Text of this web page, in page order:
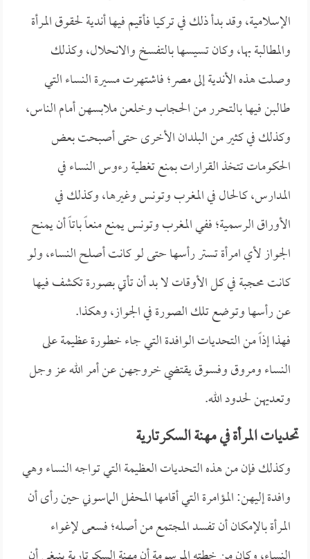
الإسلامية، وقد بدأ ذلك في تركيا فأقيم فيها أندية لحقوق المرأة
والمطالبة بها، وكان تسيسها بالتفسخ والانحلال، وكذلك
وصلت هذه الأندية إلى مصر؛ فاشتهرت مسيرة النساء التي
طالبن فيها بالتحرر من الحجاب وخلعن ملابسهن أمام الناس،
وكذلك في كثير من البلدان الأخرى حتى أصبحت بعض
الحكومات تتخذ القرارات بمنع تغطية رءوس النساء في
المدارس، كالحال في المغرب وتونس وغيرها، وكذلك في
الأوراق الرسمية؛ ففي المغرب وتونس يمنع منعاً باتاً أن يمنح
الجواز لأي امرأة تستر رأسها حتى لو كانت أصلح النساء، ولو
كانت محجبة في كل الأوقات لا بد أن تأتي بصورة تكشف فيها
عن رأسها وتوضع تلك الصورة في الجواز، وهكذا.
فهذا إذاً من التحديات الوافدة التي جاء خطورة عظيمة على
النساء ومروق وفسوق يقتضي خروجهن عن أمر الله عز وجل
وتعديهن لحدود الله.
تحديات المرأة في مهنة السكرتارية
وكذلك فإن من هذه التحديات العظيمة التي تواجه النساء وهي
وافدة إليهن: المؤامرة التي أقامها المحفل الماسوني حين رأى أن
المرأة بالإمكان أن تفسد المجتمع من أصله؛ فسعى لإغواء